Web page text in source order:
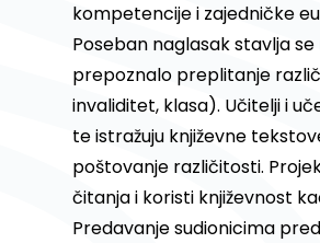
kompetencije i zajedničke
Poseban naglasak stavlja
prepoznalo preplitanje
invaliditet, klasa). Učitelji i
te istražuju književne
poštovanje različitosti.
čitanja i koristi književnost
Predavanje sudionicima